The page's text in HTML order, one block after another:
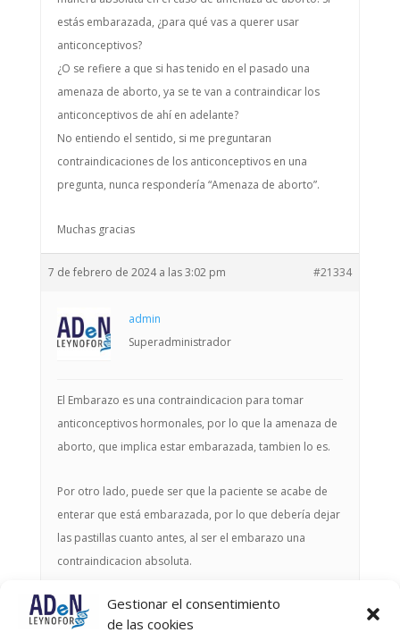
Gestionar el consentimiento
de las cookies
estás embarazada, ¿para qué vas a querer usar
anticonceptivos?
¿O se refiere a que si has tenido en el pasado una
amenaza de aborto, ya se te van a contraindicar los
anticonceptivos de ahí en adelante?
No entiendo el sentido, si me preguntaran
contraindicaciones de los anticonceptivos en una
pregunta, nunca respondería “Amenaza de aborto”.
Muchas gracias
7 de febrero de 2024 a las 3:02 pm #21334
admin
Superadministrador
El Embarazo es una contraindicacion para tomar
anticonceptivos hormonales, por lo que la amenaza de
aborto, que implica estar embarazada, tambien lo es.
Por otro lado, puede ser que la paciente se acabe de
enterar que está embarazada, por lo que debería dejar
las pastillas cuanto antes, al ser el embarazo una
contraindicacion absoluta.
Autor Entradas